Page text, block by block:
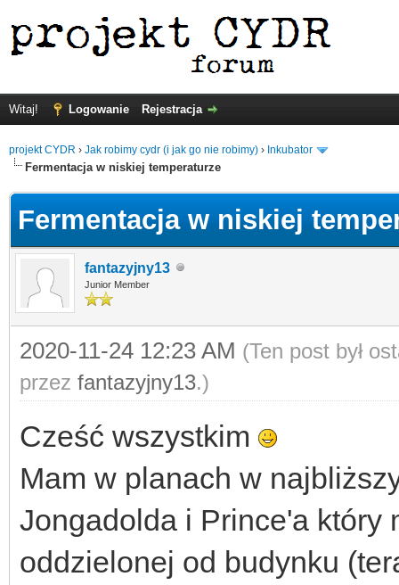
Witaj! Logowanie Rejestracja
projekt CYDR › Jak robimy cydr (i jak go nie robimy) › Inkubator
Fermentacja w niskiej temperaturze
Fermentacja w niskiej
fantazyjny13
Junior Member
2020-11-24 12:23 AM (Ten post był
przez fantazyjny13.)
Cześć wszystkim
Mam w planach w
Jongadolda i Prince'a który
oddzielonej od budynku